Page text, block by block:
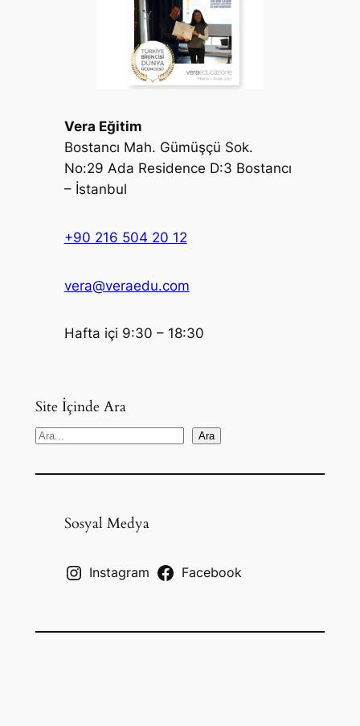
Vera Eğitim
Bostancı Mah. Gümüşçü Sok.
No:29 Ada Residence D:3 Bostancı
– İstanbul
+90 216 504 20 12
vera@veraedu.com
Hafta içi 9:30 – 18:30
Site İçinde Ara
S
a
Ara
Sosyal Medya
Instagram Facebook